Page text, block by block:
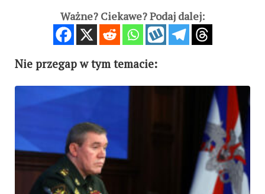
Ważne? Ciekawe? Podaj dalej:
Nie przegap w tym temacie: